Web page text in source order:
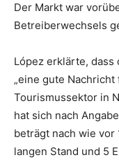
Der Markt war
Betreiberwechsels
López erklärte,
„eine gute
Tourismussektor in
hat sich nach
beträgt nach wie vor
langen Stand und 5